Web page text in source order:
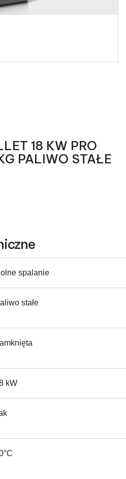
18 KW PRO
PALIWO STAŁE
spalanie
stałe
kW